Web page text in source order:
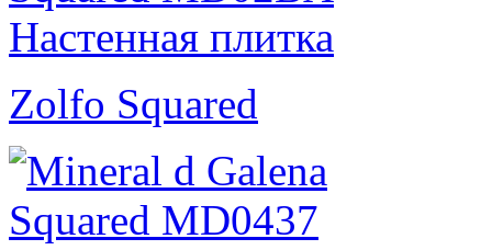
Zolfo Squared